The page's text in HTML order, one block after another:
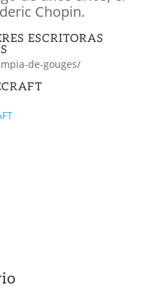
Chopin.
ESCRITORAS
de-gouges/